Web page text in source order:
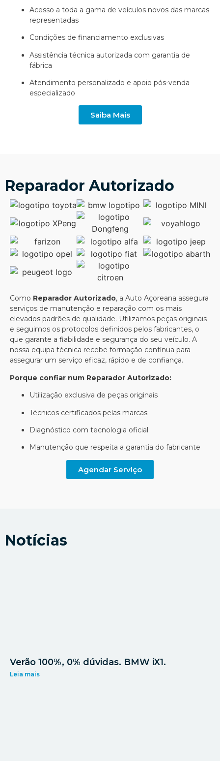
Acesso a toda a gama de veículos novos das marcas
representadas
Condições de financiamento exclusivas
Assistência técnica autorizada com garantia de
fábrica
Atendimento personalizado e apoio pós-venda
especializado
Saiba Mais
Reparador Autorizado
Como Reparador Autorizado, a Auto Açoreana assegura
serviços de manutenção e reparação com os mais
elevados padrões de qualidade. Utilizamos peças originais
e seguimos os protocolos definidos pelos fabricantes, o
que garante a fiabilidade e segurança do seu veículo. A
nossa equipa técnica recebe formação contínua para
assegurar um serviço eficaz, rápido e de confiança.
Porque confiar num Reparador Autorizado:
Utilização exclusiva de peças originais
Técnicos certificados pelas marcas
Diagnóstico com tecnologia oficial
Manutenção que respeita a garantia do fabricante
Agendar Serviço
Notícias
Verão 100%, 0% dúvidas. BMW iX1.
Leia mais